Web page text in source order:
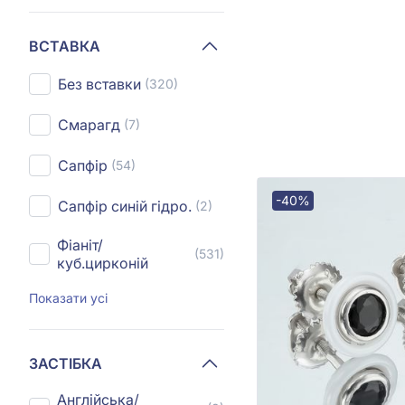
ВСТАВКА
Без вставки (320)
Смарагд (7)
Сапфір (54)
Сапфір синій гідро. (2)
Фіаніт/
куб.цирконій
(531)
Показати усі
ЗАСТІБКА
Англійська/
-40%